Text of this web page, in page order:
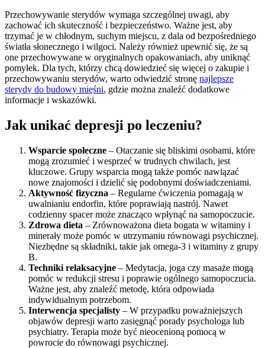
Przechowywanie sterydów wymaga szczególnej uwagi, aby
zachować ich skuteczność i bezpieczeństwo. Ważne jest, aby
trzymać je w chłodnym, suchym miejscu, z dala od bezpośredniego
światła słonecznego i wilgoci. Należy również upewnić się, że są
one przechowywane w oryginalnych opakowaniach, aby uniknąć
pomyłek. Dla tych, którzy chcą dowiedzieć się więcej o zakupie i
przechowywaniu sterydów, warto odwiedzić stronę najlepsze
sterydy do budowy mięśni, gdzie można znaleźć dodatkowe
informacje i wskazówki.
Jak unikać depresji po leczeniu?
Wsparcie społeczne – Otaczanie się bliskimi osobami, które
mogą zrozumieć i wesprzeć w trudnych chwilach, jest
kluczowe. Grupy wsparcia mogą także pomóc nawiązać
nowe znajomości i dzielić się podobnymi doświadczeniami.
Aktywność fizyczna – Regularne ćwiczenia pomagają w
uwalnianiu endorfin, które poprawiają nastrój. Nawet
codzienny spacer może znacząco wpłynąć na samopoczucie.
Zdrowa dieta – Zrównoważona dieta bogata w witaminy i
minerały może pomóc w utrzymaniu równowagi psychicznej.
Niezbędne są składniki, takie jak omega-3 i witaminy z grupy
B.
Techniki relaksacyjne – Medytacja, joga czy masaże mogą
pomóc w redukcji stresu i poprawie ogólnego samopoczucia.
Ważne jest, aby znaleźć metodę, która odpowiada
indywidualnym potrzebom.
Interwencja specjalisty – W przypadku poważniejszych
objawów depresji warto zasięgnąć porady psychologa lub
psychiatry. Terapia może być nieocenioną pomocą w
powrocie do równowagi psychicznej.